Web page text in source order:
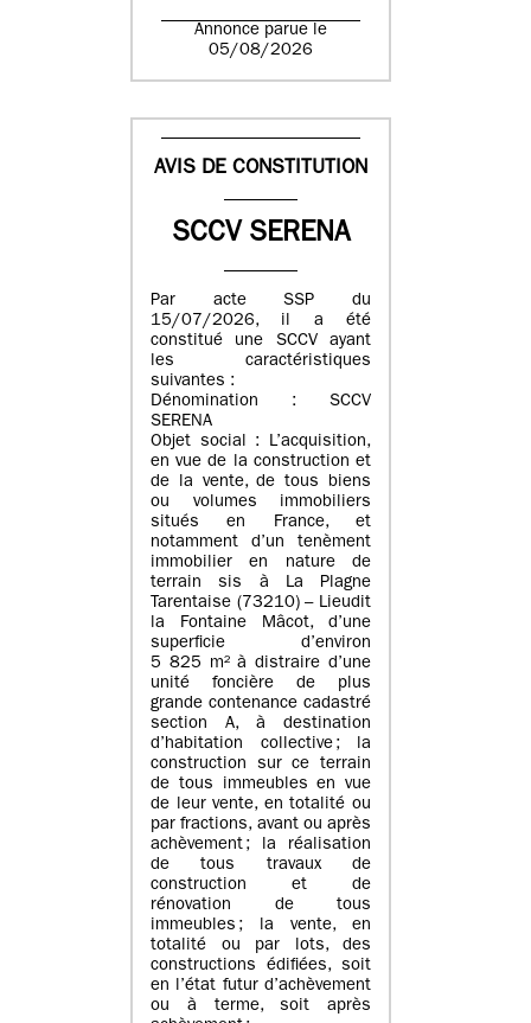
Annonce parue le
05/08/2026
AVIS DE CONSTITUTION
SCCV SERENA
Par acte SSP du
15/07/2026, il a été
constitué une SCCV ayant
les caractéristiques
suivantes :
Dénomination : SCCV
SERENA
Objet social : L’acquisition,
en vue de la construction et
de la vente, de tous biens
ou volumes immobiliers
situés en France, et
notamment d’un tenèment
immobilier en nature de
terrain sis à La Plagne
Tarentaise (73210) – Lieudit
la Fontaine Mâcot, d’une
superficie d’environ
5 825 m² à distraire d’une
unité foncière de plus
grande contenance cadastré
section A, à destination
d’habitation collective ; la
construction sur ce terrain
de tous immeubles en vue
de leur vente, en totalité ou
par fractions, avant ou après
achèvement ; la réalisation
de tous travaux de
construction et de
rénovation de tous
immeubles ; la vente, en
totalité ou par lots, des
constructions édifiées, soit
en l’état futur d’achèvement
ou à terme, soit après